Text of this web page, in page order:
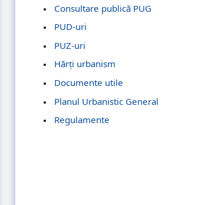
Consultare publică PUG
PUD-uri
PUZ-uri
Hărți urbanism
Documente utile
Planul Urbanistic General
Regulamente